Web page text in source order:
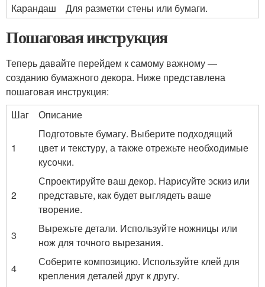
Карандаш
Для разметки стены или бумаги.
Пошаговая инструкция
Теперь давайте перейдем к самому важному —
созданию бумажного декора. Ниже представлена
пошаговая инструкция:
Шаг
Описание
1
Подготовьте бумагу. Выберите подходящий
цвет и текстуру, а также отрежьте необходимые
кусочки.
2
Спроектируйте ваш декор. Нарисуйте эскиз или
представьте, как будет выглядеть ваше
творение.
3
Вырежьте детали. Используйте ножницы или
нож для точного вырезания.
4
Соберите композицию. Используйте клей для
крепления деталей друг к другу.